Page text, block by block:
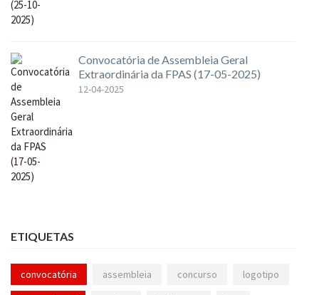
Convocatória de Assembleia Geral
Extraordinária da FPAS (17-05-2025)
12-04-2025
ETIQUETAS
convocatória assembleia concurso logotipo